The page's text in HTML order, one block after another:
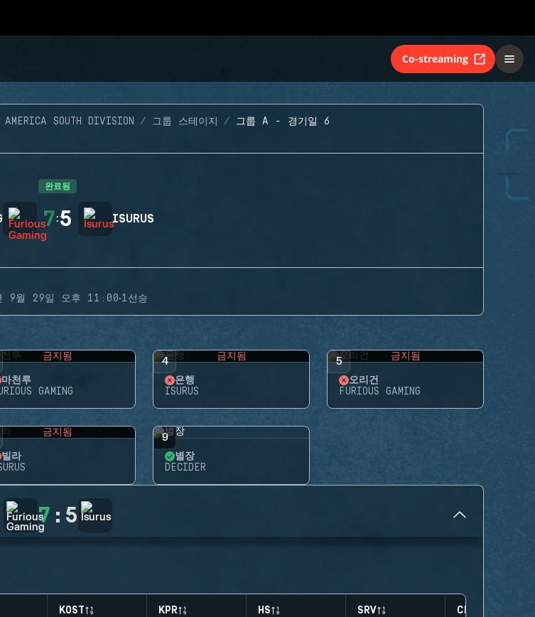
Co-streaming
SOUTH DIVISION 그룹 스테이지 그룹 A - 경기일 6
완료됨
7:5 ISURUS
9월 29일 오후 11:00·1선승
금지됨
마천루
GAMING
4 금지됨
은행
ISURUS
5 금지됨
오리건
FURIOUS GAMING
금지됨
빌라
9
별장
DECIDER
7 : 5
KOST KPR HS SRV CLUTCHES